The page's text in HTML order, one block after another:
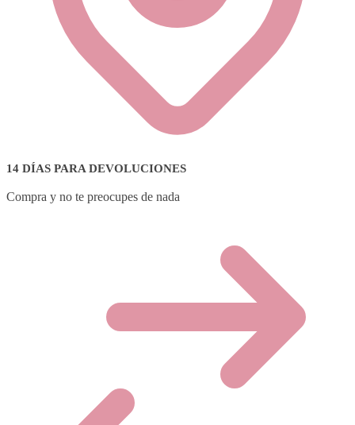
14 DÍAS PARA DEVOLUCIONES
Compra y no te preocupes de nada